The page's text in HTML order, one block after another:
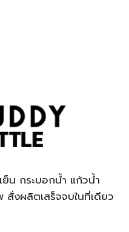
ย็น กระบอกน้ำ แก้วน้ำ
งผลิตเสร็จจบในที่เดียว